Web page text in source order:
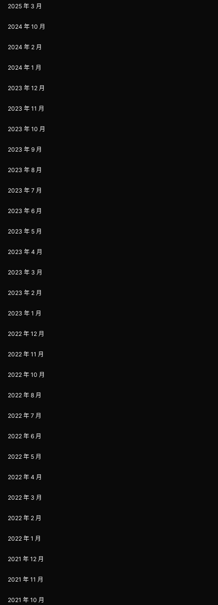
2025 年 3 月
2024 年 10 月
2024 年 2 月
2024 年 1 月
2023 年 12 月
2023 年 11 月
2023 年 10 月
2023 年 9 月
2023 年 8 月
2023 年 7 月
2023 年 6 月
2023 年 5 月
2023 年 4 月
2023 年 3 月
2023 年 2 月
2023 年 1 月
2022 年 12 月
2022 年 11 月
2022 年 10 月
2022 年 8 月
2022 年 7 月
2022 年 6 月
2022 年 5 月
2022 年 4 月
2022 年 3 月
2022 年 2 月
2022 年 1 月
2021 年 12 月
2021 年 11 月
2021 年 10 月